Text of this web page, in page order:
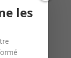
les